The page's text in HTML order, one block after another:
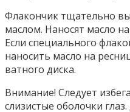
Флакончик тщательно
маслом. Наносят масло
Если специального
наносить масло на
ватного диска.
Внимание! Следует
слизистые оболочки